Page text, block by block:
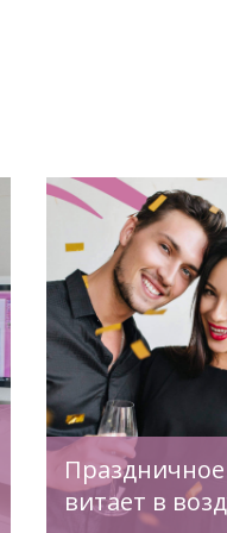
витает в
Согласно
каждого
старше 25
зуб. С
жить без
— не
собой
Какие